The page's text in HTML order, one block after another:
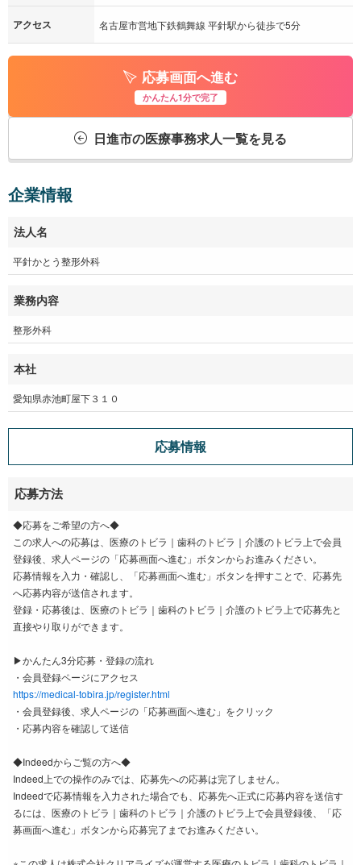
い。もちろん交通費も支給ありますよ。更に徒歩5分圏内にはス
ーパーや薬局などもあるので、休憩時間や帰り寄っていくにも
便利です。
当院ではプライベートや、家事、子育てとの両立をしながら働
きたいという方を歓迎しています。職場見学も随時受付してい
ますので、気になった方はぜひお気軽にお問合せ下さい！
アクセス 名古屋市営地下鉄鶴舞線 平針駅から徒歩で5分
応募画面へ進む
かんたん1分で完了
日進市の医療事務求人一覧を見る
企業情報
法人名
平針かとう整形外科
業務内容
整形外科
本社
愛知県赤池町屋下３１０
応募情報
応募方法
◆応募をご希望の方へ◆
この求人への応募は、医療のトビラ｜歯科のトビラ｜介護のトビラ上で会員
登録後、求人ページの「応募画面へ進む」ボタンからお進みください。
応募情報を入力・確認し、「応募画面へ進む」ボタンを押すことで、応募先
へ応募内容が送信されます。
登録・応募後は、医療のトビラ｜歯科のトビラ｜介護のトビラ上で応募先と
直接やり取りができます。
▶かんたん3分応募・登録の流れ
・会員登録ページにアクセス
https://medical-tobira.jp/register.html
・会員登録後、求人ページの「応募画面へ進む」をクリック
・応募内容を確認して送信
◆Indeedからご覧の方へ◆
Indeed上での操作のみでは、応募先への応募は完了しません。
Indeedで応募情報を入力された場合でも、応募先へ正式に応募内容を送信す
るには、医療のトビラ｜歯科のトビラ｜介護のトビラ上で会員登録後、「応
募画面へ進む」ボタンから応募完了までお進みください。